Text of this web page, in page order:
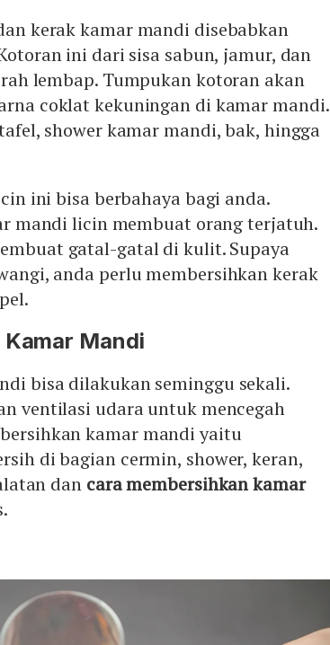
kerak kamar mandi disebabkan
ini dari sisa sabun, jamur, dan
lembap. Tumpukan kotoran akan
coklat kekuningan di kamar mandi.
shower kamar mandi, bak, hingga
ini bisa berbahaya bagi anda.
mandi licin membuat orang terjatuh.
gatal-gatal di kulit. Supaya
anda perlu membersihkan kerak
Mandi
bisa dilakukan seminggu sekali.
ventilasi udara untuk mencegah
kamar mandi yaitu
di bagian cermin, shower, keran,
dan cara membersihkan kamar